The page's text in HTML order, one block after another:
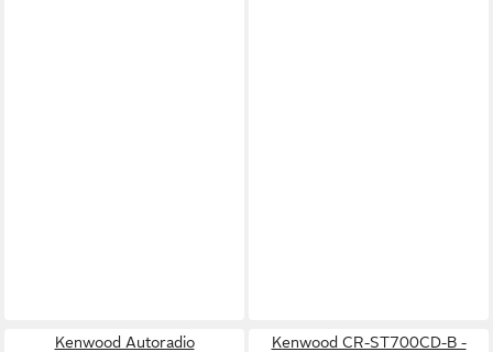
Kenwood Autoradio
Kenwood CR-ST700CD-B -